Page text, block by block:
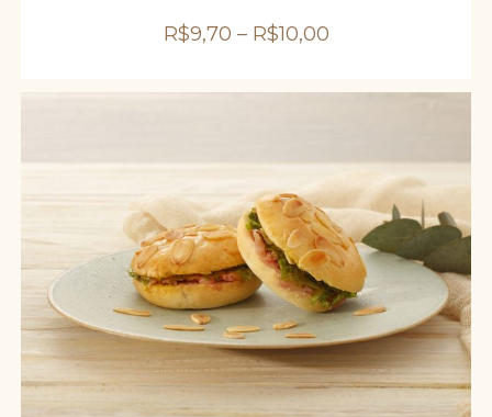
podem
ser
escolhidas
do
R$9,70 – R$10,00